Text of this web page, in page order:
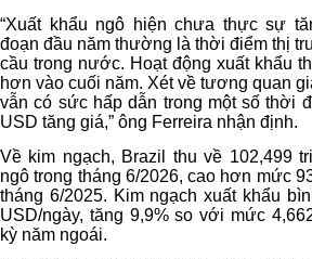
“Xuất khẩu ngô hiện chưa thực sự
đoạn đầu năm thường là thời điểm thị
cầu trong nước. Hoạt động xuất khẩu
hơn vào cuối năm. Xét về tương quan
vẫn có sức hấp dẫn trong một số thời
USD tăng giá,” ông Ferreira nhận định.
Về kim ngạch, Brazil thu về 102,499
ngô trong tháng 6/2026, cao hơn mức
tháng 6/2025. Kim ngạch xuất khẩu
USD/ngày, tăng 9,9% so với mức
kỳ năm ngoái.